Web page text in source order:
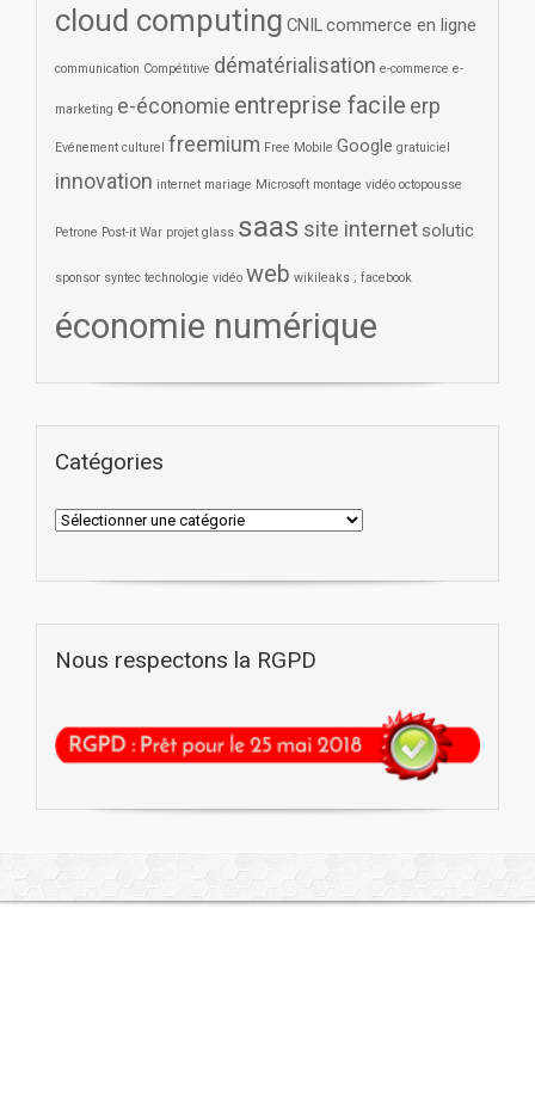
cloud computing CNILcommerce en ligne
communication Compétitive dématérialisation e-commerce e-
marketing e-économie entreprise facile erp
Evénement culturel freemium Free Mobile Google gratuiciel
innovation internet mariage Microsoft montage vidéo octopousse
Petrone Post-it War projet glass saas site internet solutic
sponsor syntec technologie vidéo web wikileaks ; facebook
économie numérique
Catégories
Nous respectons la RGPD